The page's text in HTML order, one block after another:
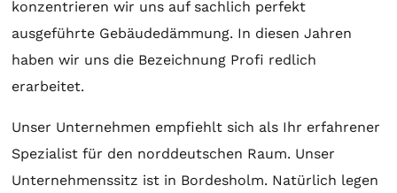
konzentrieren wir uns auf sachlich perfekt
ausgeführte Gebäudedämmung. In diesen Jahren
haben wir uns die Bezeichnung Profi redlich
erarbeitet.
Unser Unternehmen empfiehlt sich als Ihr erfahrener
Spezialist für den norddeutschen Raum. Unser
Unternehmenssitz ist in Bordesholm. Natürlich legen